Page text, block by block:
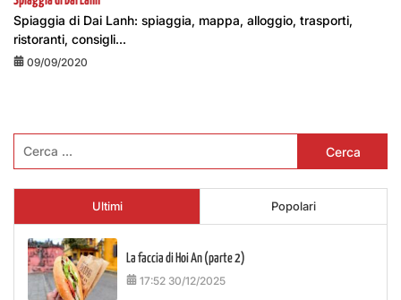
Spiaggia di Dai Lanh: spiaggia, mappa, alloggio, trasporti,
ristoranti, consigli...
09/09/2020
per:
Ultimi Popolari
La faccia di Hoi An (parte 2)
17:52 30/12/2025